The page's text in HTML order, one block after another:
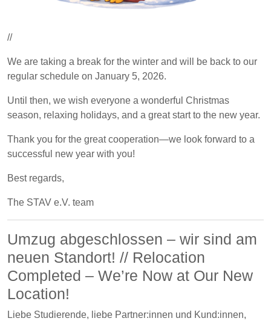
//
We are taking a break for the winter and will be back to our
regular schedule on January 5, 2026.
Until then, we wish everyone a wonderful Christmas
season, relaxing holidays, and a great start to the new year.
Thank you for the great cooperation—we look forward to a
successful new year with you!
Best regards,
The STAV e.V. team
Umzug abgeschlossen – wir sind am
neuen Standort! // Relocation
Completed – We’re Now at Our New
Location!
Liebe Studierende, liebe Partner:innen und Kund:innen,